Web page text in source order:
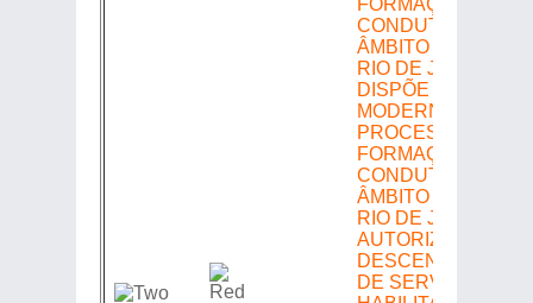
DISPÕE SOBRE A
MODERNIZAÇÃO
PROCESSO DE
FORMAÇÃO DE
CONDUTORES NO
ÂMBITO DO
RIO DE JANEIRO,
AUTORIZA A
DE SERVIÇOS DE